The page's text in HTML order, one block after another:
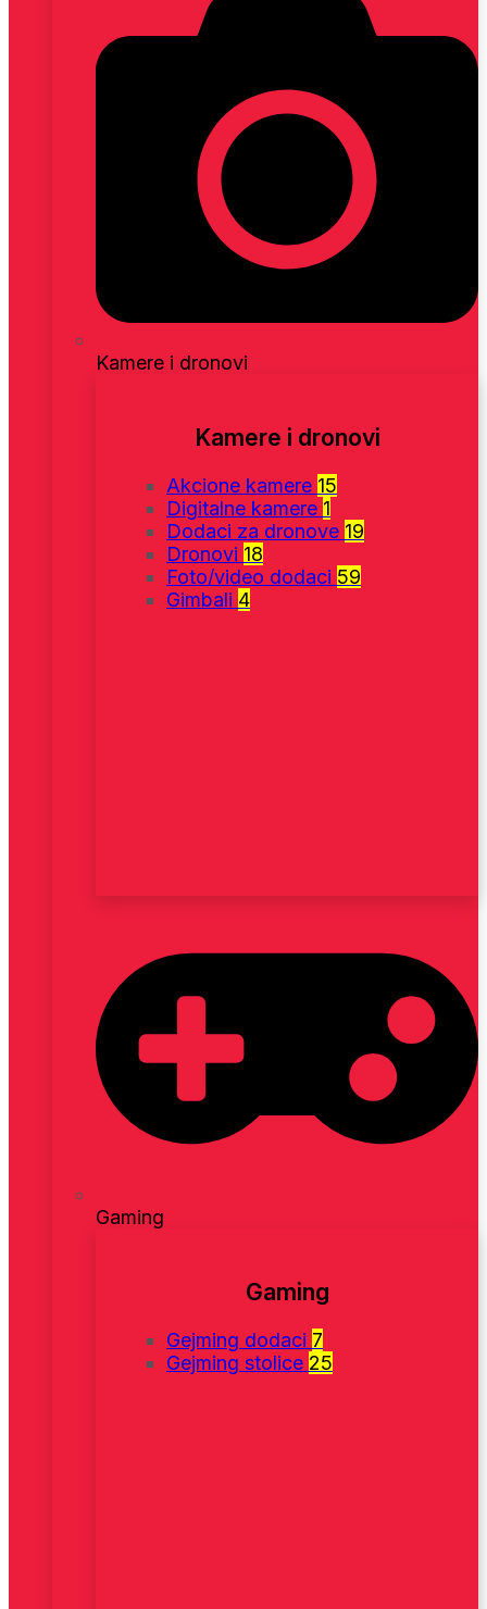
Kamere i dronovi
Kamere i dronovi
Akcione kamere 15
Digitalne kamere 1
Dodaci za dronove 19
Dronovi 18
Foto/video dodaci 59
Gimbali 4
Gaming
Gaming
Gejming dodaci 7
Gejming stolice 25